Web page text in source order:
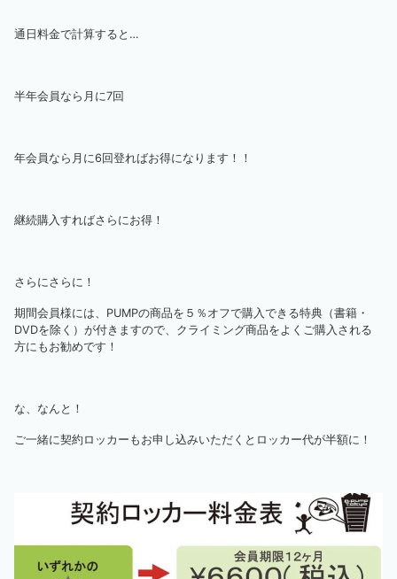
通日料金で計算すると…
半年会員なら月に7回
年会員なら月に6回登ればお得になります！！
継続購入すればさらにお得！
さらにさらに！
期間会員様には、PUMPの商品を５％オフで購入できる特典（書籍・
DVDを除く）が付きますので、クライミング商品をよくご購入される
方にもお勧めです！
な、なんと！
ご一緒に契約ロッカーもお申し込みいただくとロッカー代が半額に！